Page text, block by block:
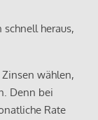
heraus,
wählen,
Denn bei
Rate